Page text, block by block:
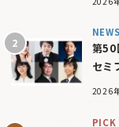
NEWS
第50
セミ
2026
PICK